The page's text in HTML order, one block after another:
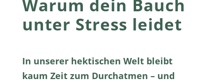
Warum dein Bauch
unter Stress leidet
In unserer hektischen Welt bleibt
kaum Zeit zum Durchatmen – und